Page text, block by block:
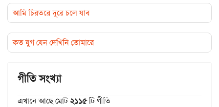
আমি চিরতরে দূরে চলে যাব
কত যুগ যেন দেখিনি তোমারে
গীতি সংখ্যা
এখানে আছে মোট২১১৫টি গীতি